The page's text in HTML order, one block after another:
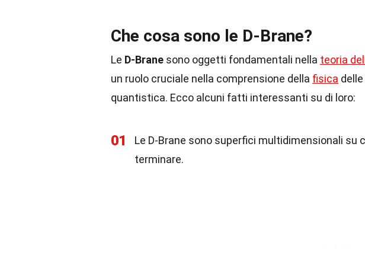
Che cosa sono le D-Brane?
Le D-Brane sono oggetti fondamentali nella teoria
un ruolo cruciale nella comprensione della fisica
quantistica. Ecco alcuni fatti interessanti su di loro:
01
Le D-Brane sono superfici multidimensionali su
terminare.